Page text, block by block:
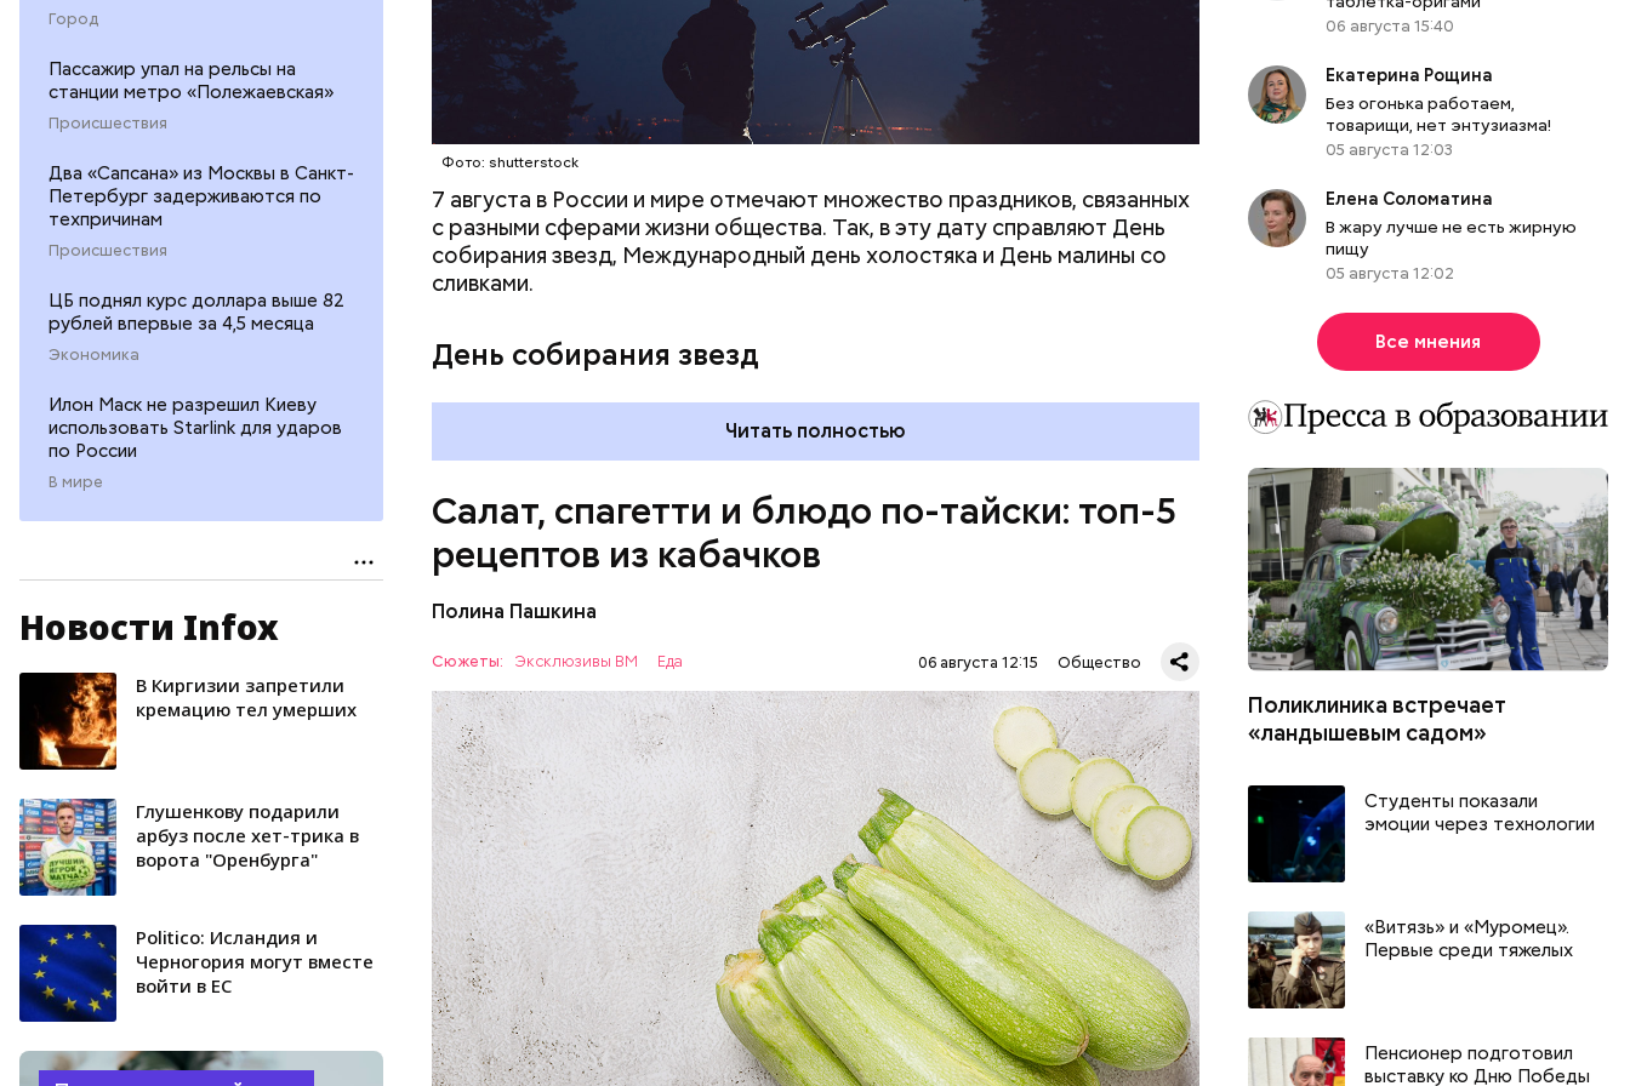
Город
Пассажир упал на рельсы на
станции метро «Полежаевская»
Происшествия
Два «Сапсана» из Москвы в Санкт-
Петербург задерживаются по
техпричинам
Происшествия
ЦБ поднял курс доллара выше 82
рублей впервые за 4,5 месяца
Экономика
Илон Маск не разрешил Киеву
использовать Starlink для ударов
по России
В мире
Новости Infox
В Киргизии запретили
кремацию тел умерших
Глушенкову подарили
арбуз после хет-трика в
ворота "Оренбурга"
Politico: Исландия и
Черногория могут вместе
войти в ЕС
Фото: shutterstock
7 августа в России и мире отмечают множество праздников, связанных
с разными сферами жизни общества. Так, в эту дату справляют День
собирания звезд, Международный день холостяка и День малины со
сливками.
День собирания звезд
Читать полностью
Салат, спагетти и блюдо по-тайски: топ-5
рецептов из кабачков
Полина Пашкина
Сюжеты: Эксклюзивы ВМ Еда 06 августа 12:15 Общество
Ингредиенты:
соль.
ЕДА ОВОЩИ РЕЦЕПТЫ
06 августа 15:40
Екатерина Рощина
Без огонька работаем,
товарищи, нет энтузиазма!
05 августа 12:03
Елена Соломатина
В жару лучше не есть жирную
пищу
05 августа 12:02
Все мнения
Поликлиника встречает
«ландышевым садом»
Студенты показали
эмоции через технологии
«Витязь» и «Муромец».
Первые среди тяжелых
Пенсионер подготовил
выставку ко Дню Победы